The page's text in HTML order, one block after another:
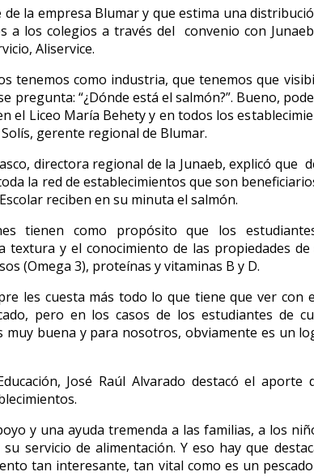
la empresa Blumar y que estima una
a los colegios a través del convenio con
Aliservice.
tenemos como industria, que tenemos que
pregunta: “¿Dónde está el salmón?”. Bueno,
el Liceo María Behety y en todos los
gerente regional de Blumar.
directora regional de la Junaeb, explicó que
la red de establecimientos que son
reciben en su minuta el salmón.
tienen como propósito que los
textura y el conocimiento de las propiedades de
(Omega 3), proteínas y vitaminas B y D.
les cuesta más todo lo que tiene que ver con
pero en los casos de los estudiantes de
muy buena y para nosotros, obviamente es un
José Raúl Alvarado destacó el aporte
y una ayuda tremenda a las familias, a los
servicio de alimentación. Y eso hay que
tan interesante, tan vital como es un